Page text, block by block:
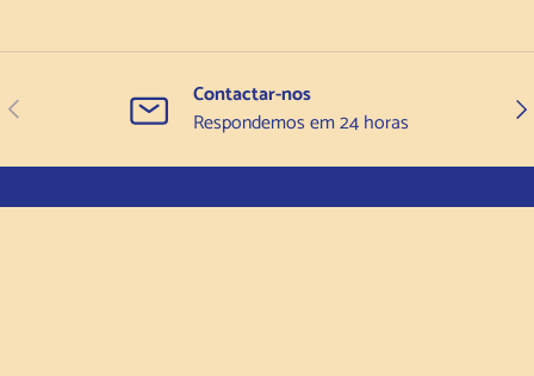
Anterior
Contactar-nos
Respondemos em 24 horas
H